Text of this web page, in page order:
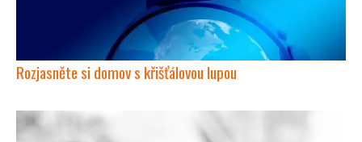
Rozjasněte si domov s křišťálovou lupou